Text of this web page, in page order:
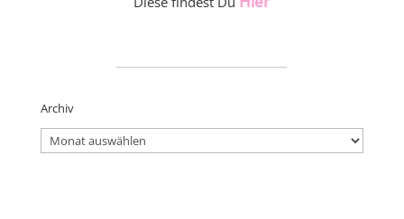
Archiv
Archiv